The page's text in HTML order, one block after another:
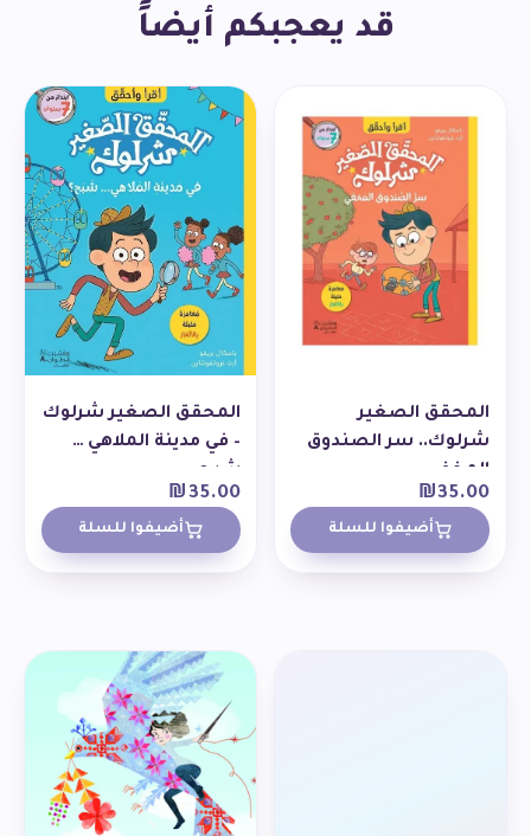
قد يعجبكم أيضاً
المحقق الصغير
شرلوك.. سر الصندوق
المخفي
₪35.00
أضيفوا للسلة
المحقق الصغير شرلوك
– في مدينة الملاهي …
شبح
₪35.00
أضيفوا للسلة